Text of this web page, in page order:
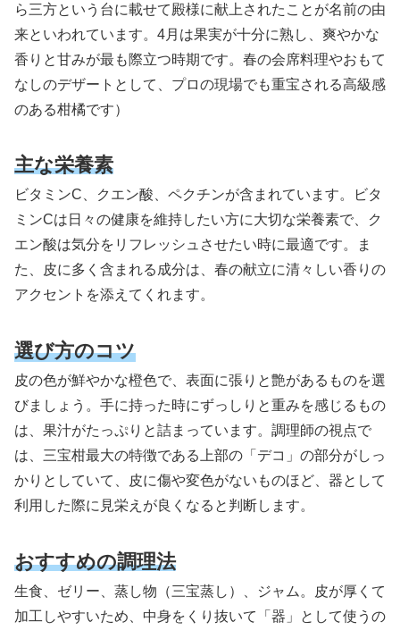
ら三方という台に載せて殿様に献上されたことが名前の由
来といわれています。4月は果実が十分に熟し、爽やかな
香りと甘みが最も際立つ時期です。春の会席料理やおもて
なしのデザートとして、プロの現場でも重宝される高級感
のある柑橘です）
主な栄養素
ビタミンC、クエン酸、ペクチンが含まれています。ビタ
ミンCは日々の健康を維持したい方に大切な栄養素で、ク
エン酸は気分をリフレッシュさせたい時に最適です。ま
た、皮に多く含まれる成分は、春の献立に清々しい香りの
アクセントを添えてくれます。
選び方のコツ
皮の色が鮮やかな橙色で、表面に張りと艶があるものを選
びましょう。手に持った時にずっしりと重みを感じるもの
は、果汁がたっぷりと詰まっています。調理師の視点で
は、三宝柑最大の特徴である上部の「デコ」の部分がしっ
かりとしていて、皮に傷や変色がないものほど、器として
利用した際に見栄えが良くなると判断します。
おすすめの調理法
生食、ゼリー、蒸し物（三宝蒸し）、ジャム。皮が厚くて
加工しやすいため、中身をくり抜いて「器」として使うの